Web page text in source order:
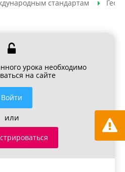
стандартам
урока необходимо
на сайте
Войти
или